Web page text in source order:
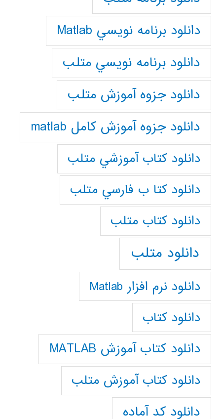
دانلود برنامه نويسي Matlab
دانلود برنامه نويسي متلب
دانلود جزوه آموزش متلب
دانلود جزوه آموزش کامل matlab
دانلود كتاب آموزشي متلب
دانلود كتا ب فارسي متلب
دانلود كتاب متلب
دانلود متلب
دانلود نرم افزار Matlab
دانلود کتاب
دانلود کتاب آموزش MATLAB
دانلود کتاب آموزش متلب
دانلود کد آماده